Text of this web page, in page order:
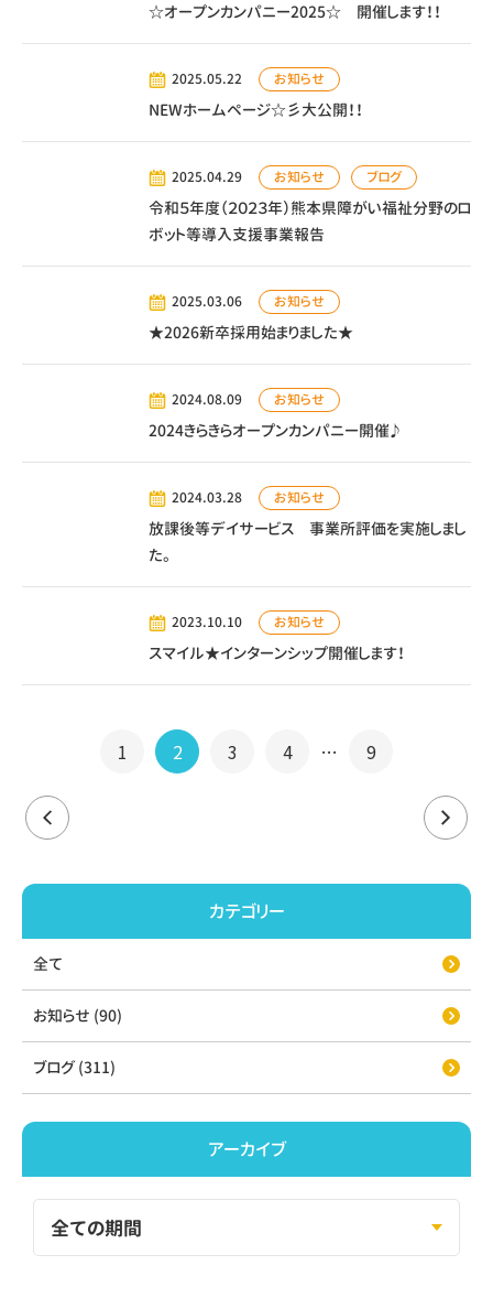
☆オープンカンパニー2025☆ 開催します！！
2025.05.22 お知らせ
NEWホームページ☆彡大公開！！
2025.04.29 お知らせ ブログ
令和５年度（２０２３年）熊本県障がい福祉分野のロ
ボット等導入支援事業報告
2025.03.06 お知らせ
★2026新卒採用始まりました★
2024.08.09 お知らせ
2024きらきらオープンカンパニー開催♪
2024.03.28 お知らせ
放課後等デイサービス 事業所評価を実施しまし
た。
2023.10.10 お知らせ
スマイル★インターンシップ開催します！
稿
の
ペー
ジ
送
り
1 2 3 4 … 9
カテゴリー
全て
お知らせ (90)
ブログ (311)
アーカイブ